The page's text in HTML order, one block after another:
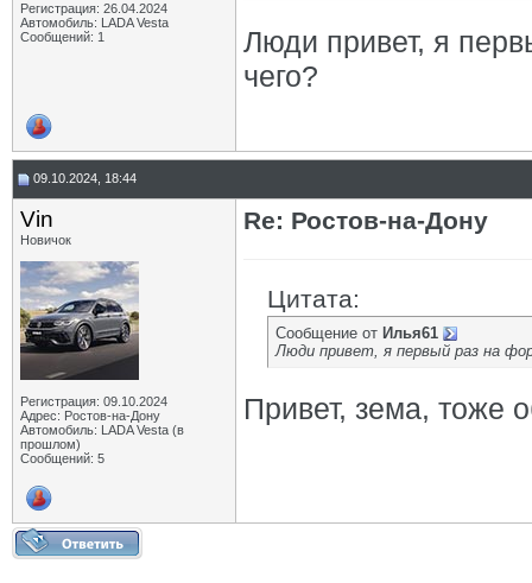
Регистрация: 26.04.2024
Автомобиль: LADA Vesta
Сообщений: 1
Люди привет, я
чего?
09.10.2024, 18:44
Vin
Новичок
Регистрация: 09.10.2024
Адрес: Ростов-на-Донy
Автомобиль: LADA Vesta (в
прошлом)
Сообщений: 5
Re: Ростов-на-Дону
Цитата:
Сообщение от Илья61
Люди привет, я первый раз на
Привет, зема, тоже